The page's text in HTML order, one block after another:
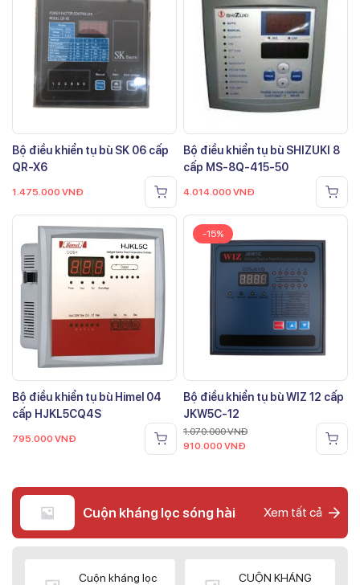
Bộ điều khiển tụ bù SK 06 cấp
QR-X6
1.475.000 VNĐ
Bộ điều khiển tụ bù SHIZUKI 8
cấp MS-8Q-415-50
4.014.000 VNĐ
Bộ điều khiển tụ bù Himel 04
cấp HJKL5CQ4S
795.000 VNĐ
-15%
Bộ điều khiển tụ bù WIZ 12 cấp
JKW5C-12
1.070.000VNĐ
910.000 VNĐ
Cuộn kháng lọc sóng hài Xem tất cả
Cuộn kháng lọc
CUỘN KHÁNG